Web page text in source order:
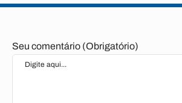
Seu comentário (Obrigatório)